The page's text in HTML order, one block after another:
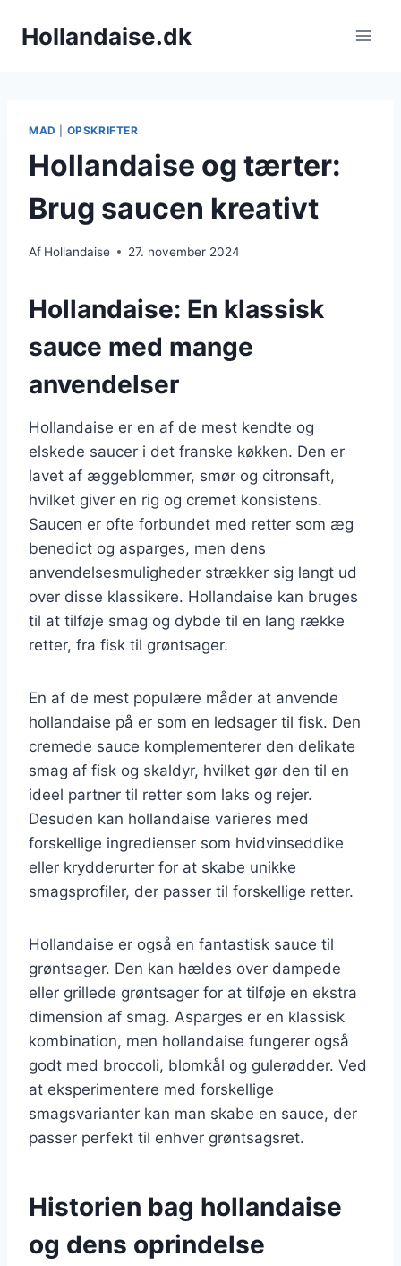
Hollandaise.dk
MAD OPSKRIFTER
Hollandaise og tærter:
Brug saucen kreativt
Af Hollandaise 27. november 2024
Hollandaise: En klassisk
sauce med mange
anvendelser
Hollandaise er en af de mest kendte og
elskede saucer i det franske køkken. Den er
lavet af æggeblommer, smør og citronsaft,
hvilket giver en rig og cremet konsistens.
Saucen er ofte forbundet med retter som æg
benedict og asparges, men dens
anvendelsesmuligheder strækker sig langt ud
over disse klassikere. Hollandaise kan bruges
til at tilføje smag og dybde til en lang række
retter, fra fisk til grøntsager.
En af de mest populære måder at anvende
hollandaise på er som en ledsager til fisk. Den
cremede sauce komplementerer den delikate
smag af fisk og skaldyr, hvilket gør den til en
ideel partner til retter som laks og rejer.
Desuden kan hollandaise varieres med
forskellige ingredienser som hvidvinseddike
eller krydderurter for at skabe unikke
smagsprofiler, der passer til forskellige retter.
Hollandaise er også en fantastisk sauce til
grøntsager. Den kan hældes over dampede
eller grillede grøntsager for at tilføje en ekstra
dimension af smag. Asparges er en klassisk
kombination, men hollandaise fungerer også
godt med broccoli, blomkål og gulerødder. Ved
at eksperimentere med forskellige
smagsvarianter kan man skabe en sauce, der
passer perfekt til enhver grøntsagsret.
Historien bag hollandaise
og dens oprindelse